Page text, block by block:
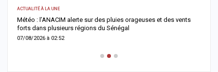
ACTUALITÉ À LA UNE
Météo : l’ANACIM alerte sur des pluies orageuses et des vents
forts dans plusieurs régions du Sénégal
07/08/2026 à 02:52